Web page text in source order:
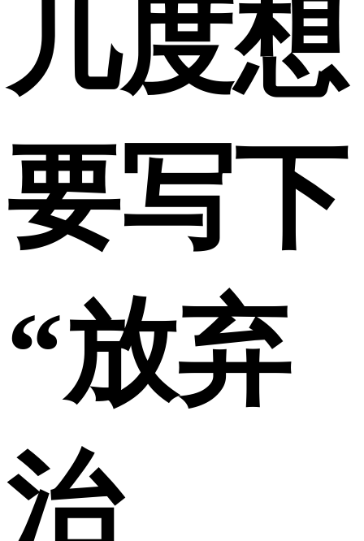
几度想
要写下
“放弃
治